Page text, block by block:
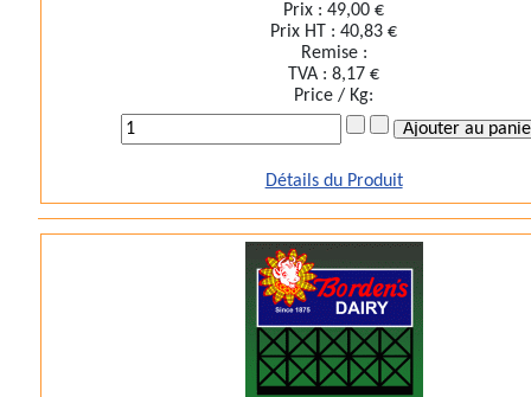
Prix :49,00 €
Prix HT :40,83 €
Remise :
TVA :8,17 €
Price / Kg:
Détails du Produit